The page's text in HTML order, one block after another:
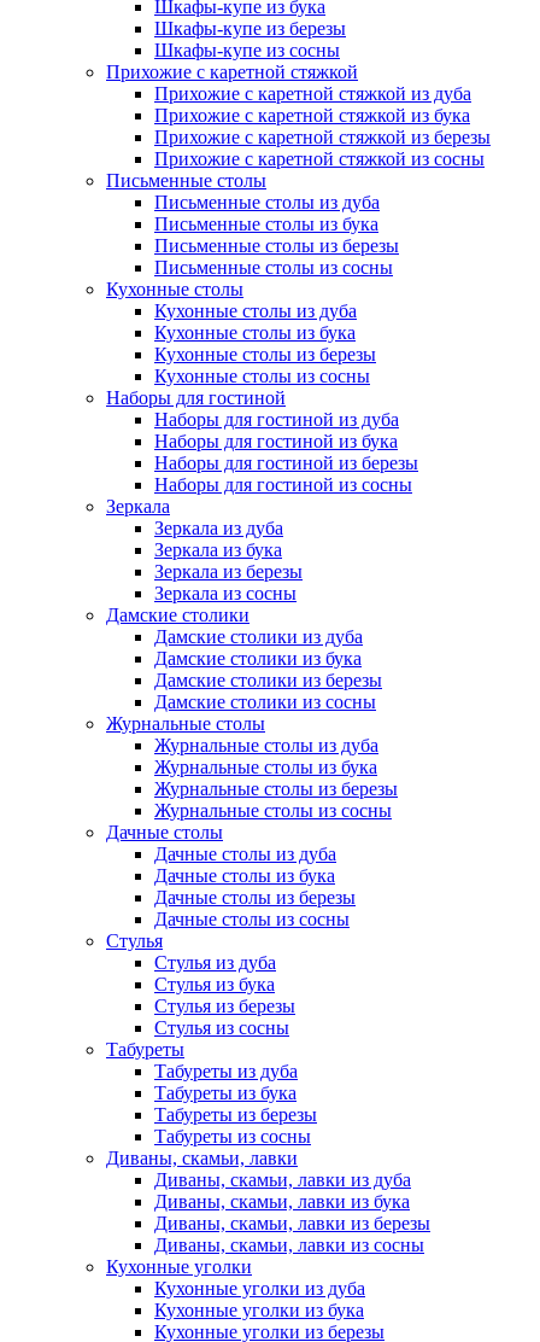
Шкафы-купе из бука
Шкафы-купе из березы
Шкафы-купе из сосны
Прихожие с каретной стяжкой
Прихожие с каретной стяжкой из дуба
Прихожие с каретной стяжкой из бука
Прихожие с каретной стяжкой из березы
Прихожие с каретной стяжкой из сосны
Письменные столы
Письменные столы из дуба
Письменные столы из бука
Письменные столы из березы
Письменные столы из сосны
Кухонные столы
Кухонные столы из дуба
Кухонные столы из бука
Кухонные столы из березы
Кухонные столы из сосны
Наборы для гостиной
Наборы для гостиной из дуба
Наборы для гостиной из бука
Наборы для гостиной из березы
Наборы для гостиной из сосны
Зеркала
Зеркала из дуба
Зеркала из бука
Зеркала из березы
Зеркала из сосны
Дамские столики
Дамские столики из дуба
Дамские столики из бука
Дамские столики из березы
Дамские столики из сосны
Журнальные столы
Журнальные столы из дуба
Журнальные столы из бука
Журнальные столы из березы
Журнальные столы из сосны
Дачные столы
Дачные столы из дуба
Дачные столы из бука
Дачные столы из березы
Дачные столы из сосны
Стулья
Стулья из дуба
Стулья из бука
Стулья из березы
Стулья из сосны
Табуреты
Табуреты из дуба
Табуреты из бука
Табуреты из березы
Табуреты из сосны
Диваны, скамьи, лавки
Диваны, скамьи, лавки из дуба
Диваны, скамьи, лавки из бука
Диваны, скамьи, лавки из березы
Диваны, скамьи, лавки из сосны
Кухонные уголки
Кухонные уголки из дуба
Кухонные уголки из бука
Кухонные уголки из березы